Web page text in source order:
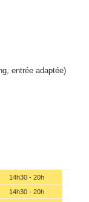
entrée adaptée)
14h30 - 20h
14h30 - 20h